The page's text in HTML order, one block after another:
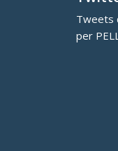
Tweets
per